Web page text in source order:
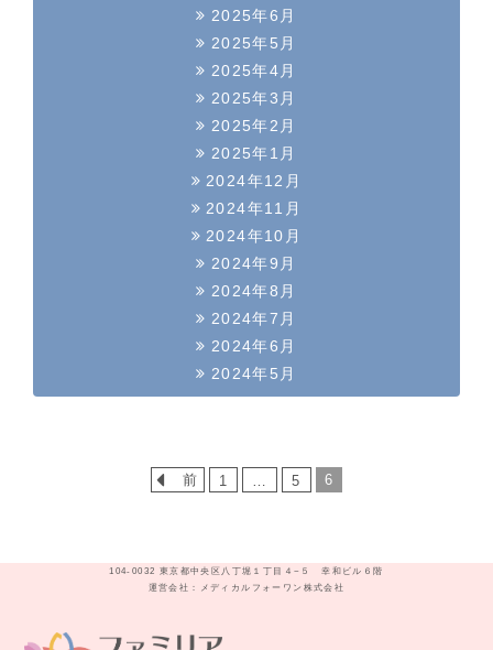
2025年6月
2025年5月
2025年4月
2025年3月
2025年2月
2025年1月
2024年12月
2024年11月
2024年10月
2024年9月
2024年8月
2024年7月
2024年6月
2024年5月
前 1 … 5 6
運営会社：メディカルフォーワン株式会社
104-0032 東京都中央区八丁堀１丁目４−５ 幸和ビル６階